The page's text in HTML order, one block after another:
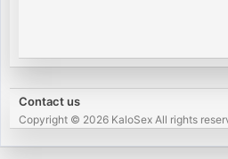
Contact us
Copyright © 2026 KaloSex All rights